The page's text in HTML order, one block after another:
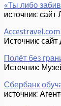
«Ты либо
источник:
Источник:
Полёт без
Источник:
Сбербанк
источник: